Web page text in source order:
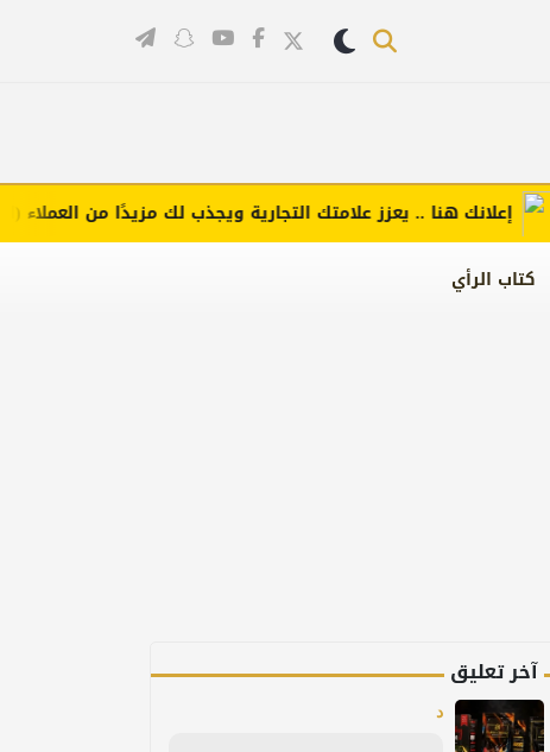
كتاب الرأي
إعلانك هنا .. يعزز علامتك التجارية ويجذب لك مزيدًا من العملاء (اضغط
آخر تعليق
د